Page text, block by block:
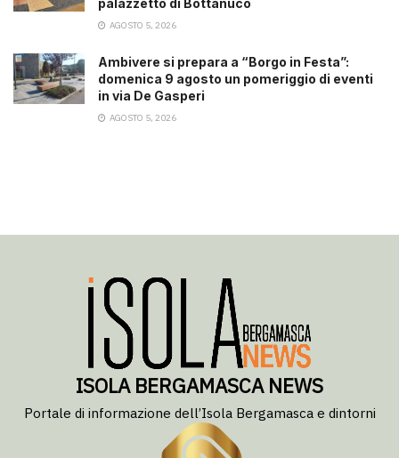
AGOSTO 5, 2026
Ambivere si prepara a “Borgo in Festa”:
domenica 9 agosto un pomeriggio di eventi
in via De Gasperi
AGOSTO 5, 2026
ISOLA BERGAMASCA NEWS
Portale di informazione dell’Isola Bergamasca e dintorni